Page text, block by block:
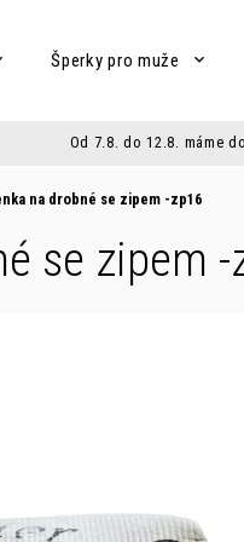
Šperky pro muže
Od 7.8. do 12.8. máme
na drobné se zipem -zp16
se zipem -